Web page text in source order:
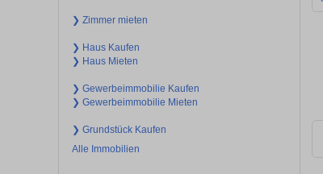
❯ Zimmer mieten
❯ Haus Kaufen
❯ Haus Mieten
❯ Gewerbeimmobilie Kaufen
❯ Gewerbeimmobilie Mieten
❯ Grundstück Kaufen
Alle Immobilien